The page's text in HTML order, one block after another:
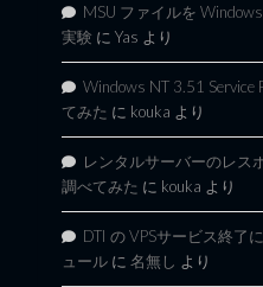
MSU ファイルを
実験 に Yas より
Windows NT 3.51 Service
てみた に kouka より
レンタルサーバーのレス
調べてみた に kouka より
DTI の VPSサービス終了
ュール に 名無し より